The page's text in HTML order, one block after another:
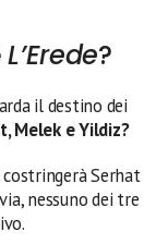
L’Erede?
il destino dei
Melek e Yildiz?
Serhat
nessuno dei tre